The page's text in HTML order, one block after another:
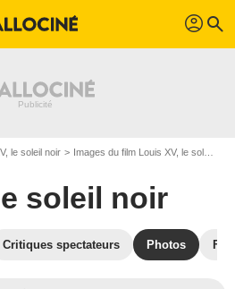
profil search
le soleil noir Images du film Louis XV, le soleil noir
soleil noir
Critiques spectateurs Photos